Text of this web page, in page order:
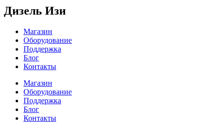
Дизель Изи
Магазин
Оборудование
Поддержка
Блог
Контакты
Магазин
Оборудование
Поддержка
Блог
Контакты